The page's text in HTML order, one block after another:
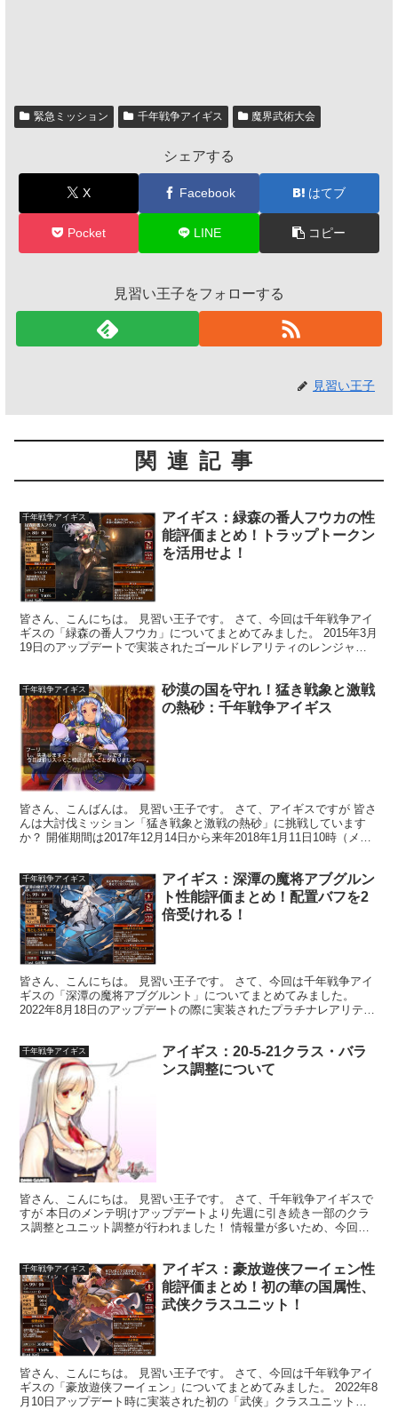
緊急ミッション 千年戦争アイギス 魔界武術大会
シェアする
X Facebook はてブ
Pocket LINE コピー
見習い王子をフォローする
見習い王子
関連記事
千年戦争アイギス
アイギス：緑森の番人フウカの性
能評価まとめ！トラップトークン
を活用せよ！
皆さん、こんにちは。 見習い王子です。 さて、今回は千年戦争アイ
ギスの「緑森の番人フウカ」についてまとめてみました。 2015年3月
19日のアップデートで実装されたゴールドレアリティのレンジャー
千年戦争アイギス
砂漠の国を守れ！猛き戦象と激戦
の熱砂：千年戦争アイギス
皆さん、こんばんは。 見習い王子です。 さて、アイギスですが 皆さ
んは大討伐ミッション「猛き戦象と激戦の熱砂」に挑戦しています
か？ 開催期間は2017年12月14日から来年2018年1月11日10時（メン
千年戦争アイギス
アイギス：深潭の魔将アブグルン
ト性能評価まとめ！配置バフを2
倍受けれる！
皆さん、こんにちは。 見習い王子です。 さて、今回は千年戦争アイ
ギスの「深潭の魔将アブグルント」についてまとめてみました。
2022年8月18日のアップデートの際に実装されたプラチナレアリティ
千年戦争アイギス
アイギス：20-5-21クラス・バラ
ンス調整について
皆さん、こんにちは。 見習い王子です。 さて、千年戦争アイギスで
すが 本日のメンテ明けアップデートより先週に引き続き一部のクラ
ス調整とユニット調整が行われました！ 情報量が多いため、今回は
千年戦争アイギス
アイギス：豪放遊侠フーイェン性
能評価まとめ！初の華の国属性、
武侠クラスユニット！
皆さん、こんにちは。 見習い王子です。 さて、今回は千年戦争アイ
ギスの「豪放遊侠フーイェン」についてまとめてみました。 2022年8
月10日アップデート時に実装された初の「武侠」クラスユニット！